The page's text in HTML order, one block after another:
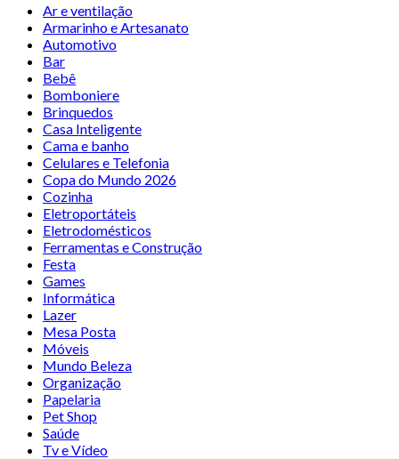
Ar e ventilação
Armarinho e Artesanato
Automotivo
Bar
Bebê
Bomboniere
Brinquedos
Casa Inteligente
Cama e banho
Celulares e Telefonia
Copa do Mundo 2026
Cozinha
Eletroportáteis
Eletrodomésticos
Ferramentas e Construção
Festa
Games
Informática
Lazer
Mesa Posta
Móveis
Mundo Beleza
Organização
Papelaria
Pet Shop
Saúde
Tv e Vídeo